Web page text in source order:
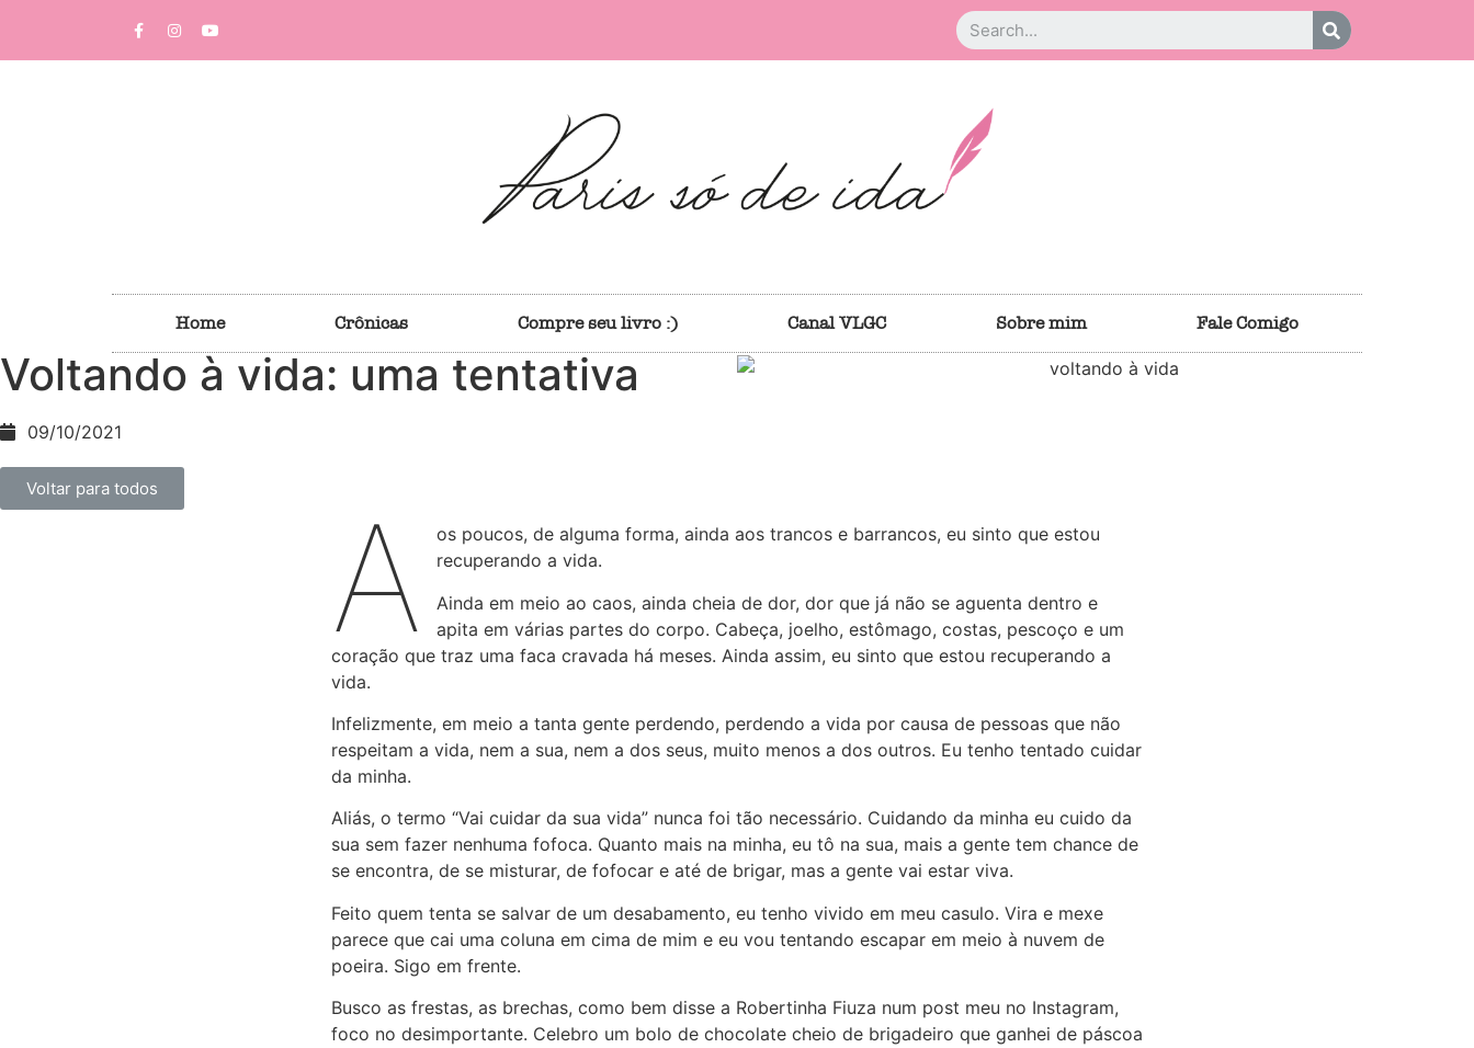
Home Crônicas Compre seu livro :) Canal VLGC Sobre mim Fale Comigo
Voltando à vida: uma tentativa
09/10/2021
Voltar para todos
A
os poucos, de alguma forma, ainda aos trancos e barrancos, eu sinto que estou
recuperando a vida.
Ainda em meio ao caos, ainda cheia de dor, dor que já não se aguenta dentro e
apita em várias partes do corpo. Cabeça, joelho, estômago, costas, pescoço e um
coração que traz uma faca cravada há meses. Ainda assim, eu sinto que estou recuperando a
vida.
Infelizmente, em meio a tanta gente perdendo, perdendo a vida por causa de pessoas que não
respeitam a vida, nem a sua, nem a dos seus, muito menos a dos outros. Eu tenho tentado cuidar
da minha.
Aliás, o termo “Vai cuidar da sua vida” nunca foi tão necessário. Cuidando da minha eu cuido da
sua sem fazer nenhuma fofoca. Quanto mais na minha, eu tô na sua, mais a gente tem chance de
se encontra, de se misturar, de fofocar e até de brigar, mas a gente vai estar viva.
Feito quem tenta se salvar de um desabamento, eu tenho vivido em meu casulo. Vira e mexe
parece que cai uma coluna em cima de mim e eu vou tentando escapar em meio à nuvem de
poeira. Sigo em frente.
Busco as frestas, as brechas, como bem disse a Robertinha Fiuza num post meu no Instagram,
foco no desimportante. Celebro um bolo de chocolate cheio de brigadeiro que ganhei de páscoa